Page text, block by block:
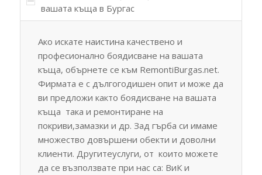
вашата къща в Бургас
Ако искате наистина качествено и
професионално боядисване на вашата
къща, обърнете се към RemontiBurgas.net.
Фирмата е с дългогодишен опит и може да
ви предложи както боядисване на вашата
къща така и ремонтиране на
покриви,замазки и др. Зад гърба си имаме
множество довършени обекти и доволни
клиенти. Другитеуслуги, от които можете
да се възползвате при нас са: ВиК и